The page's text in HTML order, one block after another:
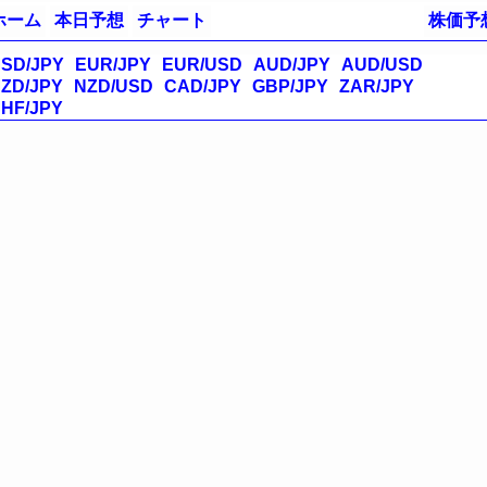
株価予
ーム 本日予想 チャート
JPY EUR/JPY EUR/USD AUD/JPY AUD/USD
JPY
NZD/USD CAD/JPY GBP/JPY ZAR/JPY
JPY